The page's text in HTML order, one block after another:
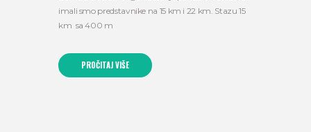
imali smo predstavnike na 15 km i 22 km. Stazu 15
km sa 400 m
PROČITAJ VIŠE